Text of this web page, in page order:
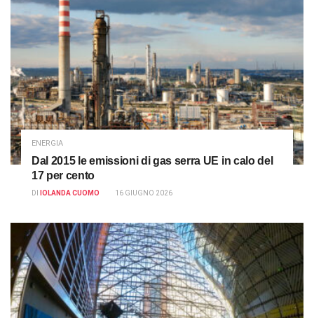
ENERGIA
Dal 2015 le emissioni di gas serra UE in calo del
17 per cento
DI IOLANDA CUOMO 16 GIUGNO 2026